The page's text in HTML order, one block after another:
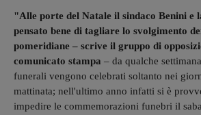
"Alle porte del Natale il sindaco Benini e
pensato bene di tagliare lo svolgimento
pomeridiane – scrive il gruppo di
comunicato stampa – da qualche
funerali vengono celebrati soltanto nei
mattinata; nell'ultimo anno infatti si è
impedire le commemorazioni funebri il